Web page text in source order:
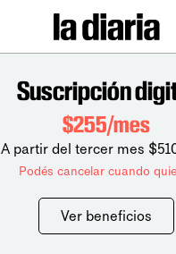
Suscripción
$255/mes
A partir del tercer mes
Podés cancelar cuando
Ver beneficios